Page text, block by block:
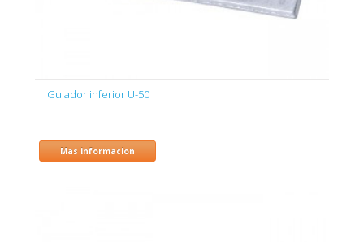
Guiador inferior U-50
Mas informacion